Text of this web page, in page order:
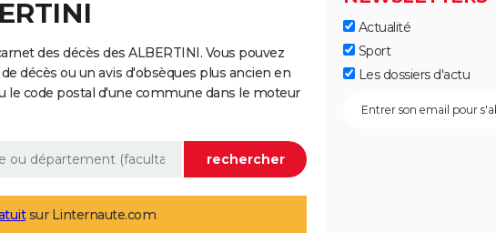
des décès des ALBERTINI. Vous pouvez
décès ou un avis d'obsèques plus ancien en
code postal d'une commune dans le moteur
sur Linternaute.com
Actualité
Sport
Les dossiers d'actu